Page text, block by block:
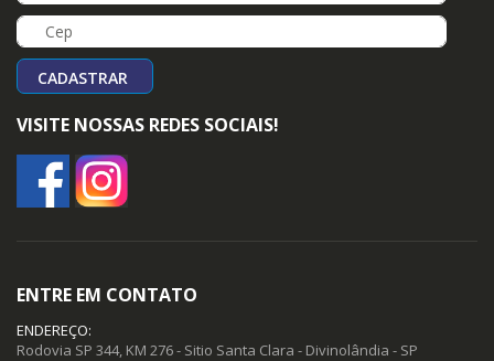
CADASTRAR
VISITE NOSSAS REDES SOCIAIS!
ENTRE EM CONTATO
ENDEREÇO:
Rodovia SP 344, KM 276 - Sitio Santa Clara - Divinolândia - SP